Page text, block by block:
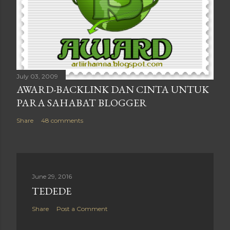
July 03, 2009
AWARD-BACKLINK DAN CINTA UNTUK
PARA SAHABAT BLOGGER
Share 48 comments
June 29, 2016
TEDEDE
Share Post a Comment